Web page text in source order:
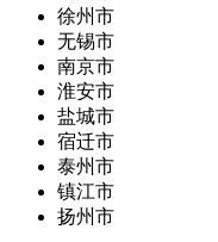
徐州市
无锡市
南京市
淮安市
盐城市
宿迁市
泰州市
镇江市
扬州市